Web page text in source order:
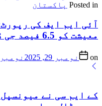
Posted in پاکستان
آئی ایم ایف کی
معیشت کو 6.5 فیصد جی ڈی پی کا نقصان
on نومبر 29, 2025 نومبر 29, 2025
کے ایم سی نے